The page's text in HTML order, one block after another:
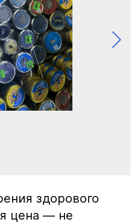
здорового
цена — не